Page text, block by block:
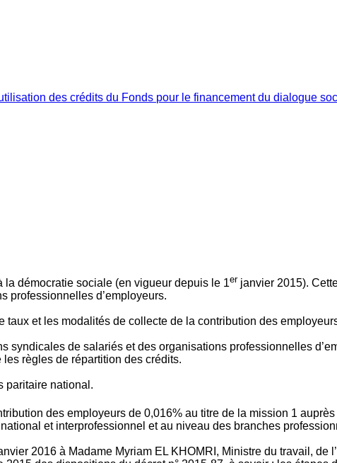
des crédits du Fonds pour le financement du dialogue
la démocratie sociale (en vigueur depuis le 1er janvier 2015).
professionnelles d’employeurs.
taux et les modalités de collecte de la contribution des
syndicales de salariés et des organisations professionnelles
règles de répartition des crédits.
paritaire national.
des employeurs de 0,016% au titre de la mission 1
et interprofessionnel et au niveau des branches
2016 à Madame Myriam EL KHOMRI, Ministre du travail, de